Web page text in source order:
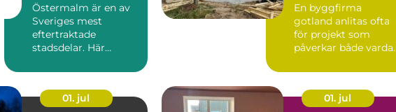
klassiska adress
Östermalm är en av
Sveriges mest
eftertraktade
stadsdelar. Här
sekelsk...
En byggfirma
gotland anlitas ofta
för projekt som
påverkar både
boendekvalitet u...
01. jul
01. jul